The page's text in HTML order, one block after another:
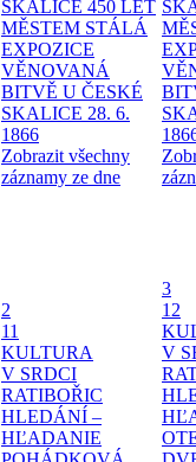
SKALICE 450 LET
MĚSTEM STÁLÁ
EXPOZICE
VĚNOVANÁ
BITVĚ U ČESKÉ
SKALICE 28. 6.
1866
Zobrazit všechny
záznamy ze dne
2
11
KULTURA
V SRDCI
RATIBOŘIC
HLEDÁNÍ –
HĽADANIE
3
12
V